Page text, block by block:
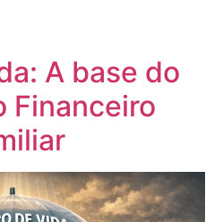
A base do
Financeiro